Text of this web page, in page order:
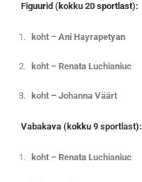
Figuurid (kokku 20 sportlast):
koht – Ani Hayrapetyan
koht – Renata Luchianiuc
koht – Johanna Väärt
Vabakava (kokku 9 sportlast):
koht – Renata Luchianiuc